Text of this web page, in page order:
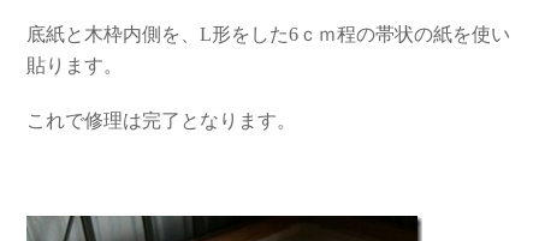
底紙と木枠内側を、L形をした6ｃｍ程の帯状の紙を使い
貼ります。
これで修理は完了となります。